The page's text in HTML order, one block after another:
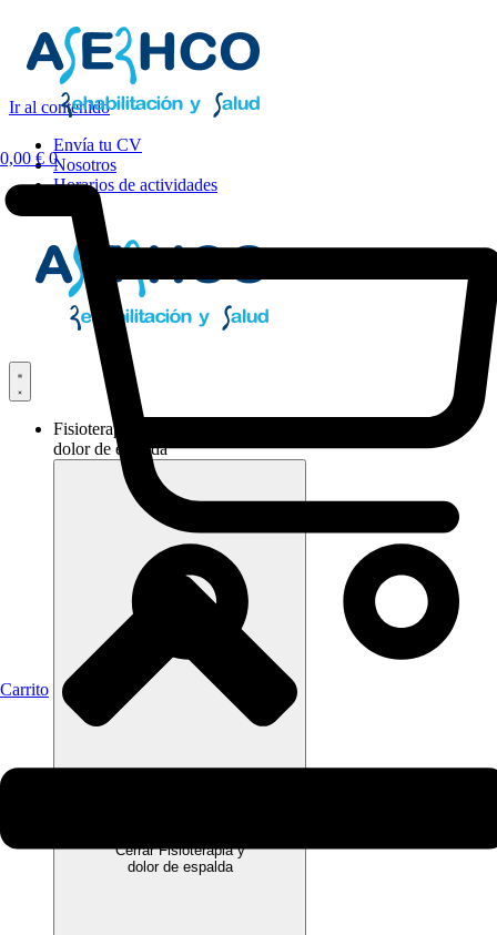
Ir al contenido
Envía tu CV
Nosotros
Horarios de actividades
Fisioterapia y
dolor de espalda
Cerrar Fisioterapia y
dolor de espalda
0,00 € 0
Carrito